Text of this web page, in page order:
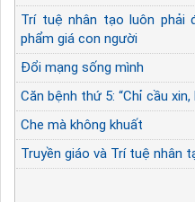
Trí tuệ nhân tạo luôn phải
phẩm giá con người
Đổi mạng sống mình
Căn bệnh thứ 5: “Chỉ cầu xin,
Che mà không khuất
Truyền giáo và Trí tuệ nhân